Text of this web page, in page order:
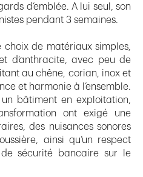
d’emblée. A lui seul, son
pendant 3 semaines.
de matériaux simples,
d’anthracite, avec peu de
au chêne, corian, inox et
et harmonie à l’ensemble.
bâtiment en exploitation,
ont exigé une
des nuisances sonores
ainsi qu’un respect
sécurité bancaire sur le